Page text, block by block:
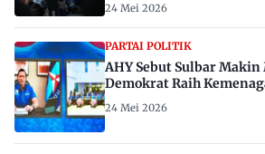
24 Mei 2026
PARTAI POLITIK
AHY Sebut Sulbar
Demokrat Raih
24 Mei 2026